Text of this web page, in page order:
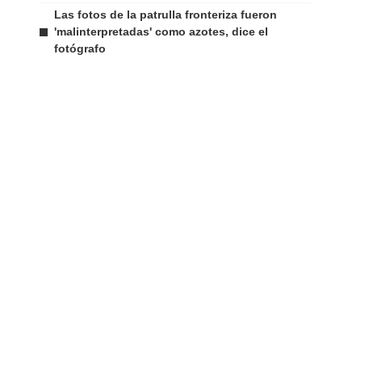
Las fotos de la patrulla fronteriza fueron
'malinterpretadas' como azotes, dice el
fotógrafo